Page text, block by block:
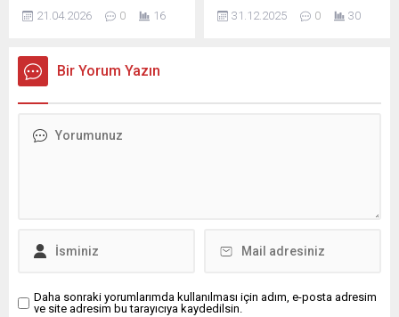
Kazanın ardından kaçan
bahçede terk edilmiş halde
bulundu. Kaza, dün akşam
meydana geldi. Yol
21.04.2026 0 16
Adana’da ilk kez yapılan
toplu taşıma işletim...
31.12.2025 0 30
Bir Yorum Yazın
Daha sonraki yorumlarımda kullanılması için adım, e-posta adresim
ve site adresim bu tarayıcıya kaydedilsin.